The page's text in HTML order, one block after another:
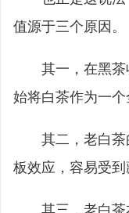
值源于三个原因。
其一，在黑茶收
始将白茶作为一个
其二，老白茶的
板效应，容易受到
其三，老白茶